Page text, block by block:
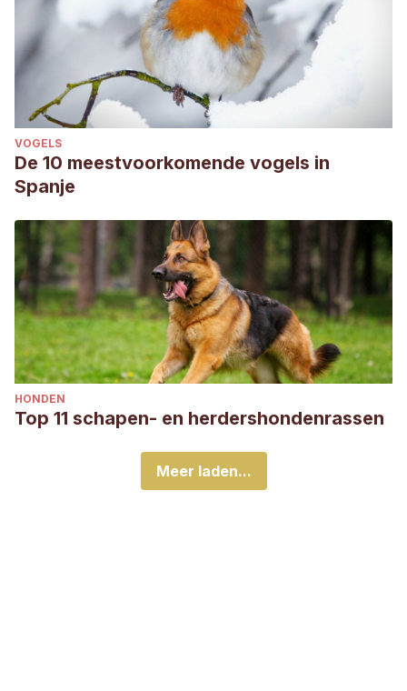
VOGELS
De 10 meestvoorkomende vogels in
Spanje
HONDEN
Top 11 schapen- en herdershondenrassen
Meer laden...